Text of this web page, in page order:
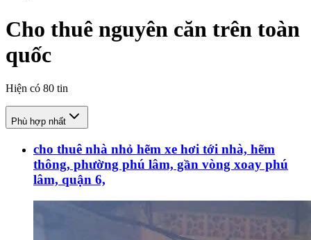
Cho thuê nguyên căn trên toàn
quốc
Hiện có 80 tin
Phù hợp nhất
cho thuê nhà nhỏ hẽm xe hơi tới nhà, hẽm
thông, phường phú lâm, gần vòng xoay phú
lâm, quận 6,